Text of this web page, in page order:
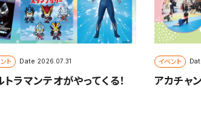
ト Date 2026.07.31
トラマンテオがやってくる！
イベント
アカチャ